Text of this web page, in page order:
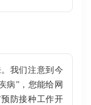
我们注意到今
病”，您能给网
防接种工作开